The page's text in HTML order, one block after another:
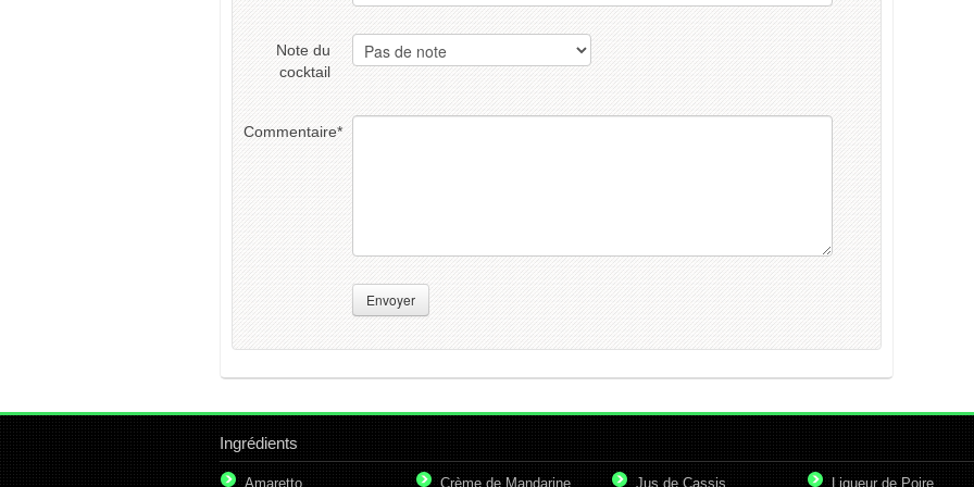
Note du
cocktail
Commentaire*
Envoyer
Ingrédients
Amaretto Crème de Mandarine Jus de Cassis Liqueur de Poire